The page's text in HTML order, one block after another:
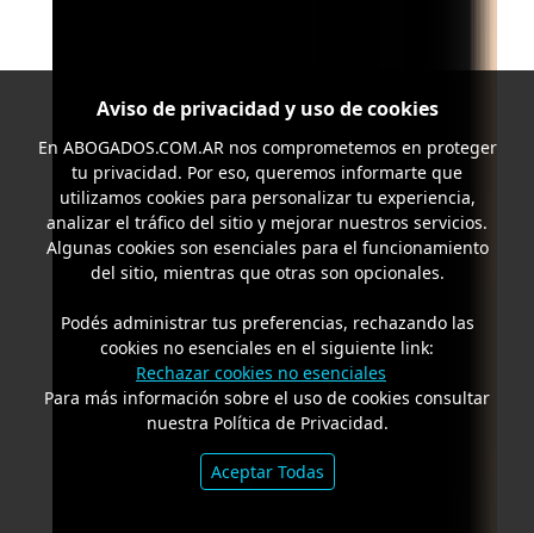
Aviso de privacidad y uso de cookies
En ABOGADOS.COM.ARnos comprometemos en proteger
tu privacidad. Por eso, queremos informarte que
utilizamos cookies para personalizar tu experiencia,
analizar el tráfico del sitio y mejorar nuestros servicios.
Algunas cookies son esenciales para el funcionamiento
del sitio, mientras que otras son opcionales.
Podés administrar tus preferencias, rechazando las
cookies no esenciales en el siguiente link:
Rechazar cookies no esenciales
Para más información sobre el uso de cookies consultar
nuestra Política de Privacidad.
Aceptar Todas